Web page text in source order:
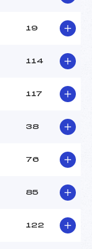
19
114
117
38
76
85
122